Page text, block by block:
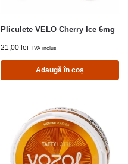
Pliculete VELO Cherry Ice 6mg
21,00 lei TVA inclus
Adaugă în coș